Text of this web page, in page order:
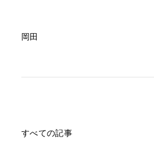
岡田
すべての記事